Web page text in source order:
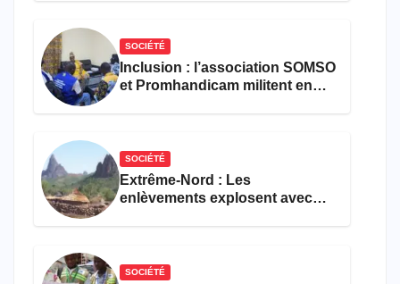
SOCIÉTÉ
Inclusion : l’association SOMSO
et Promhandicam militent en
SOCIÉTÉ
Extrême-Nord : Les
enlèvements explosent avec
SOCIÉTÉ